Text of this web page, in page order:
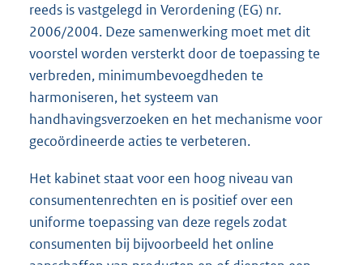
reeds is vastgelegd in Verordening (EG) nr.
2006/2004. Deze samenwerking moet met dit
voorstel worden versterkt door de toepassing te
verbreden, minimumbevoegdheden te
harmoniseren, het systeem van
handhavingsverzoeken en het mechanisme voor
gecoördineerde acties te verbeteren.
Het kabinet staat voor een hoog niveau van
consumentenrechten en is positief over een
uniforme toepassing van deze regels zodat
consumenten bij bijvoorbeeld het online